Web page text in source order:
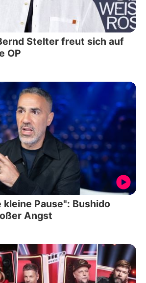
Stelter freut sich auf
OP
kleine Pause": Bushido
Angst